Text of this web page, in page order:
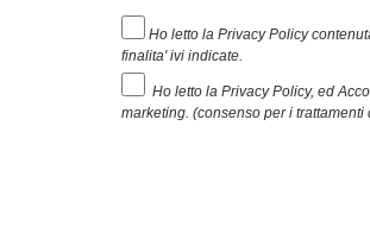
Ho letto la Privacy Policy
finalita' ivi indicate.
Ho letto la Privacy Policy, ed
marketing. (consenso per i